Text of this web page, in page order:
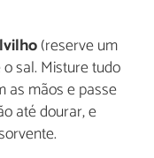
(reserve um
sal. Misture tudo
as mãos e passe
até dourar, e